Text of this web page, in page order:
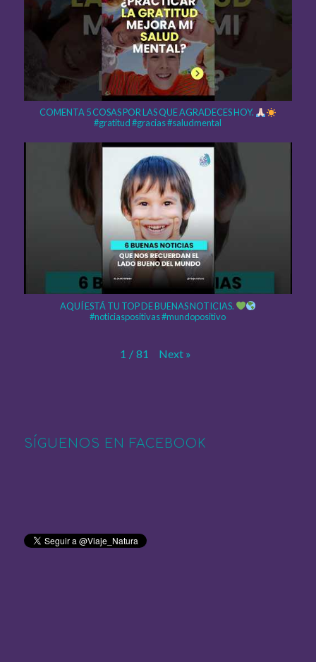
COMENTA 5 COSAS POR LAS QUE AGRADECES HOY.
#gratitud #gracias #saludmental
AQUÍ ESTÁ TU TOP DE BUENAS NOTICIAS.
#noticiaspositivas #mundopositivo
1 / 81 Next »
SÍGUENOS EN FACEBOOK